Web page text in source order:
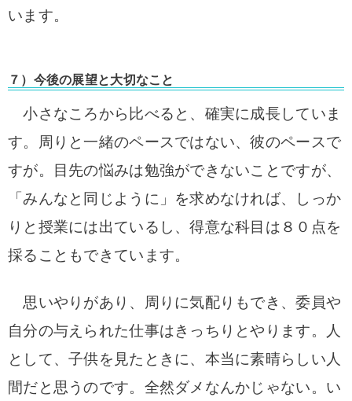
います。
７）今後の展望と大切なこと
小さなころから比べると、確実に成長していま
す。
周りと一緒のペースではない、彼のペースで
すが。
目先の悩みは勉強ができないことですが、
「みんなと同じように」を求めなければ、
しっか
りと授業には出ているし、得意な科目は８０点を
採ることもできています。
思いやりがあり、周りに気配りもでき、委員や
自分の与えられた仕事はきっちりとやります。
人
として、子供を見たときに、 本当に素晴らしい人
間だと思うのです。 全然ダメなんかじゃない。 い